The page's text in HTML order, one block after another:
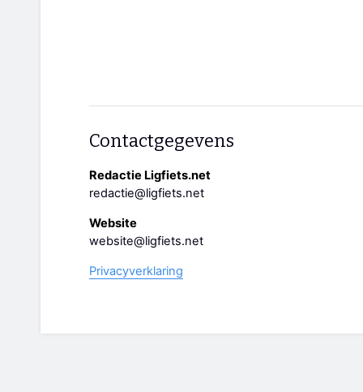
Contactgegevens
Redactie Ligfiets.net
redactie@ligfiets.net
Website
website@ligfiets.net
Privacyverklaring